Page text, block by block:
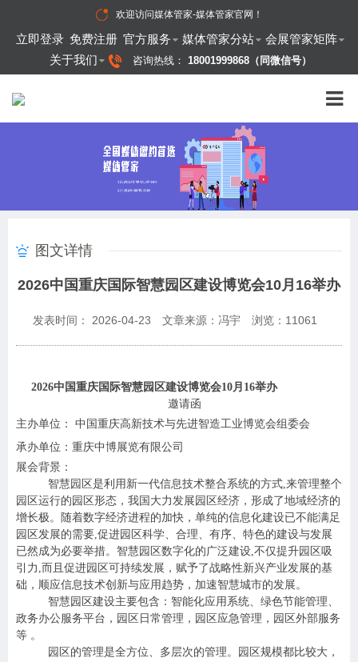
欢迎访问媒体管家-媒体管家官网 ！
立即登录 免费注册 官方服务 媒体管家分站
会展管家矩阵
关于我们
咨询热线： 18001999868（同微信号）
图文详情
2026中国重庆国际智慧园区建设博览会10月16举办
发表时间： 2026-04-23 文章来源：冯宇 浏览： 11061
2026中国重庆国际智慧园区建设博览会10月16举办
邀请函
主办单位： 中国重庆高新技术与先进智造工业博览会组委会
承办单位：重庆中博展览有限公司
展会背景：
智慧园区是利用新一代信息技术整合系统的方式,来管理整个
园区运行的园区形态，我国大力发展园区经济，形成了地域经济的
增长极。随着数字经济进程的加快，单纯的信息化建设已不能满足
园区发展的需要,促进园区科学、合理、有序、特色的建设与发展
已然成为必要举措。智慧园区数字化的广泛建设,不仅提升园区吸
引力,而且促进园区可持续发展，赋予了战略性新兴产业发展的基
础，顺应信息技术创新与应用趋势，加速智慧城市的发展。
智慧园区建设主要包含： 智能化应用系统、绿色节能管理、
政务办公服务平台，园区日常管理，园区应急管理，园区外部服务
等 。
园区的管理是全方位、多层次的管理。园区规模都比较大，